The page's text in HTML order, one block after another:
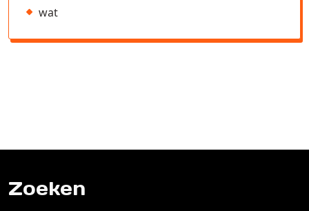
wat
Zoeken